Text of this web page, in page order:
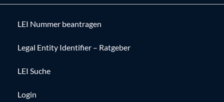
LEI Nummer beantragen
Legal Entity Identifier – Ratgeber
LEI Suche
Login